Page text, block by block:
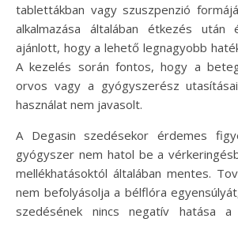
tablettákban vagy szuszpenzió
alkalmazása általában étkezés
ajánlott, hogy a lehető legnagyobb
A kezelés során fontos, hogy a
orvos vagy a gyógyszerész
használat nem javasolt.
A Degasin szedésekor érdemes
gyógyszer nem hatol be a
mellékhatásoktól általában mentes.
nem befolyásolja a bélflóra
szedésének nincs negatív hatása a